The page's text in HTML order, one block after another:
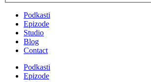
Podkasti
Epizode
Studio
Blog
Contact
Podkasti
Epizode